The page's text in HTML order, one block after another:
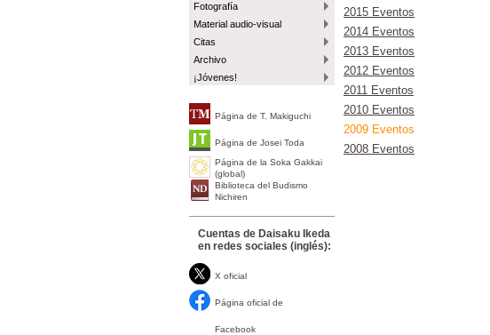
Fotografía
Material audio-visual
Citas
Archivo
¡Jóvenes!
Página de T. Makiguchi
Página de Josei Toda
Página de la Soka Gakkai
(global)
Biblioteca del Budismo
Nichiren
Cuentas de Daisaku Ikeda
en redes sociales (inglés):
X oficial
Página oficial de
Facebook
2015 Eventos
2014 Eventos
2013 Eventos
2012 Eventos
2011 Eventos
2010 Eventos
2009 Eventos
2008 Eventos